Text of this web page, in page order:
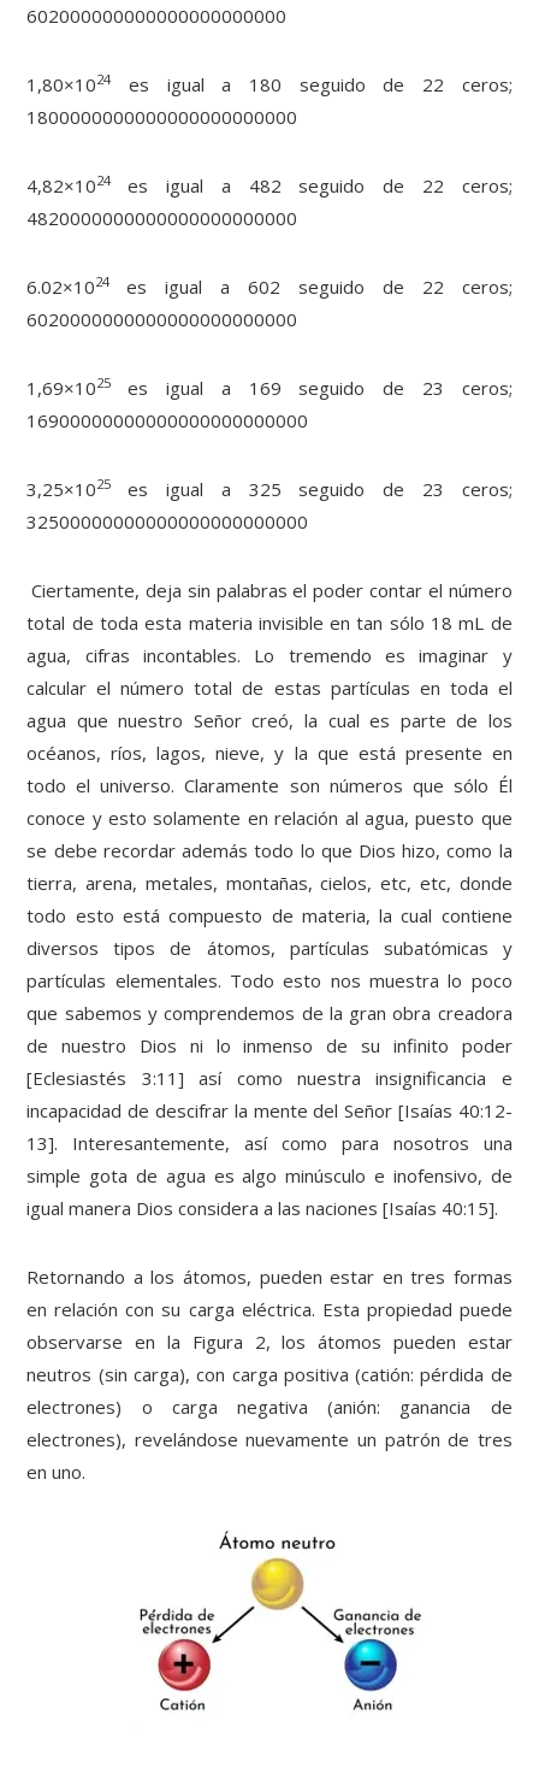
602000000000000000000000
1,80×1024es igual a 180 seguido de 22 ceros;
1800000000000000000000000
4,82×1024 es igual a 482 seguido de 22 ceros;
4820000000000000000000000
6.02×1024 es igual a 602 seguido de 22 ceros;
6020000000000000000000000
1,69×1025 es igual a 169 seguido de 23 ceros;
16900000000000000000000000
3,25×1025 es igual a 325 seguido de 23 ceros;
32500000000000000000000000
Ciertamente, deja sin palabras el poder contar el número
total de toda esta materia invisible en tan sólo 18 mL de
agua, cifras incontables. Lo tremendo es imaginar y
calcular el número total de estas partículas en toda el
agua que nuestro Señor creó, la cual es parte de los
océanos, ríos, lagos, nieve, y la que está presente en
todo el universo. Claramente son números que sólo Él
conoce y esto solamente en relación al agua, puesto que
se debe recordar además todo lo que Dios hizo, como la
tierra, arena, metales, montañas, cielos, etc, etc, donde
todo esto está compuesto de materia, la cual contiene
diversos tipos de átomos, partículas subatómicas y
partículas elementales. Todo esto nos muestra lo poco
que sabemos y comprendemos de la gran obra creadora
de nuestro Dios ni lo inmenso de su infinito poder
[Eclesiastés 3:11] así como nuestra insignificancia e
incapacidad de descifrar la mente del Señor [Isaías 40:12-
13]. Interesantemente, así como para nosotros una
simple gota de agua es algo minúsculo e inofensivo, de
igual manera Dios considera a las naciones [Isaías 40:15].
Retornando a los átomos, pueden estar en tres formas
en relación con su carga eléctrica. Esta propiedad puede
observarse en la Figura 2, los átomos pueden estar
neutros (sin carga), con carga positiva (catión: pérdida de
electrones) o carga negativa (anión: ganancia de
electrones), revelándose nuevamente un patrón de tres
en uno.